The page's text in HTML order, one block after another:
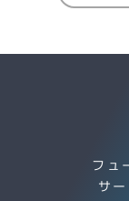
フュ
サ